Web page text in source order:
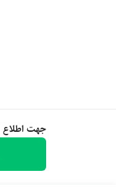
جهت اطلاع